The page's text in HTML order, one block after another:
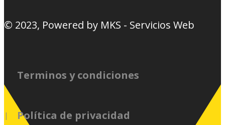
© 2023, Powered by MKS - Servicios Web
Terminos y condiciones
Política de privacidad